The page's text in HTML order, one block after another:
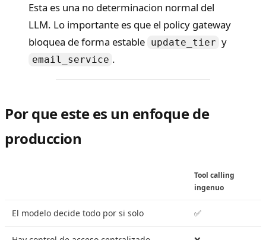
Esta es una no determinacion normal del
LLM. Lo importante es que el policy gateway
bloquea de forma estable update_tier y
email_service .
Por que este es un enfoque de
produccion
Tool calling
ingenuo
El modelo decide todo por si solo ✅